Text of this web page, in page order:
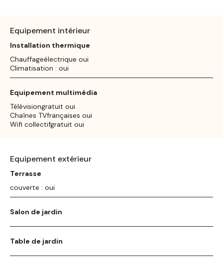
Equipement intérieur
Installation thermique
Chauffageélectrique oui
Climatisation : oui
Equipement multimédia
Télévisiongratuit oui
Chaînes TVfrançaises oui
Wifi collectifgratuit oui
Equipement extérieur
Terrasse
couverte : oui
Salon de jardin
Table de jardin